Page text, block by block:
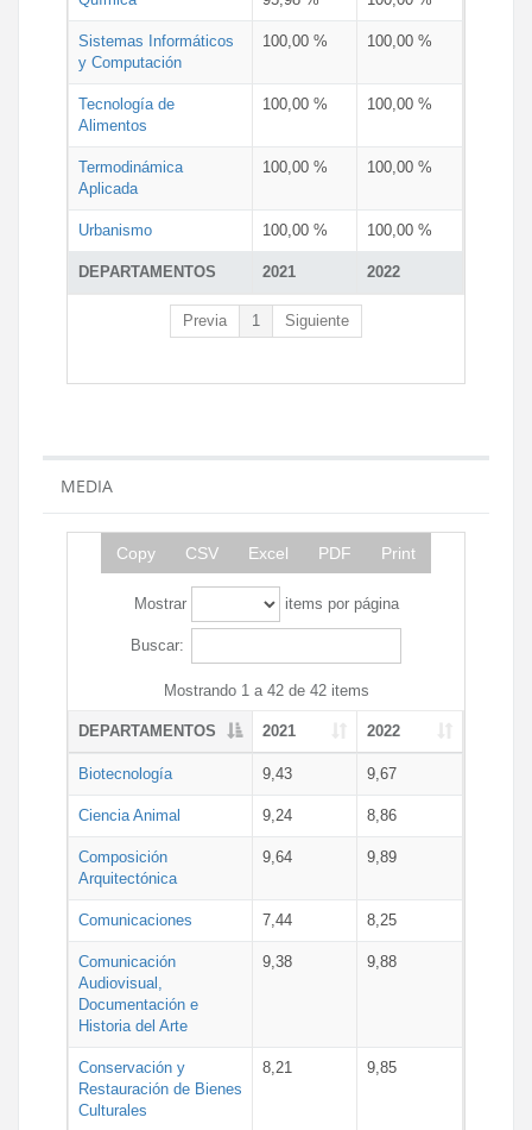
DEPARTAMENTOS 2021 2022
Sistemas Informáticos
y Computación
100,00 % 100,00 %
Tecnología de
Alimentos
100,00 % 100,00 %
Termodinámica
Aplicada
100,00 % 100,00 %
Urbanismo 100,00 % 100,00 %
Previa 1 Siguiente
MEDIA
Copy CSV Excel PDF Print
Mostrar items por página
Buscar:
Mostrando 1 a 42 de 42 items
DEPARTAMENTOS 2021 2022
Biotecnología 9,43 9,67
Ciencia Animal 9,24 8,86
Composición
Arquitectónica
9,64 9,89
Comunicaciones 7,44 8,25
Comunicación
Audiovisual,
Documentación e
Historia del Arte
9,38 9,88
Conservación y
Restauración de Bienes
Culturales
8,21 9,85